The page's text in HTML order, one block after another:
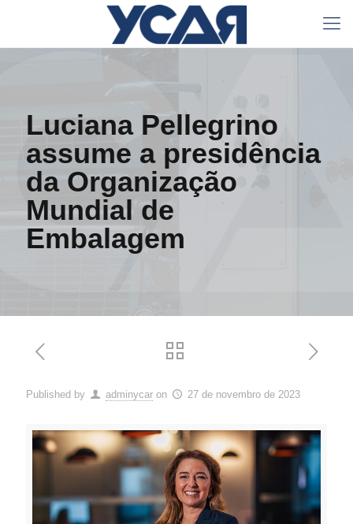
Luciana Pellegrino
assume a presidência
da Organização
Mundial de
Embalagem
Published by adminycar on 27 de novembro de 2023